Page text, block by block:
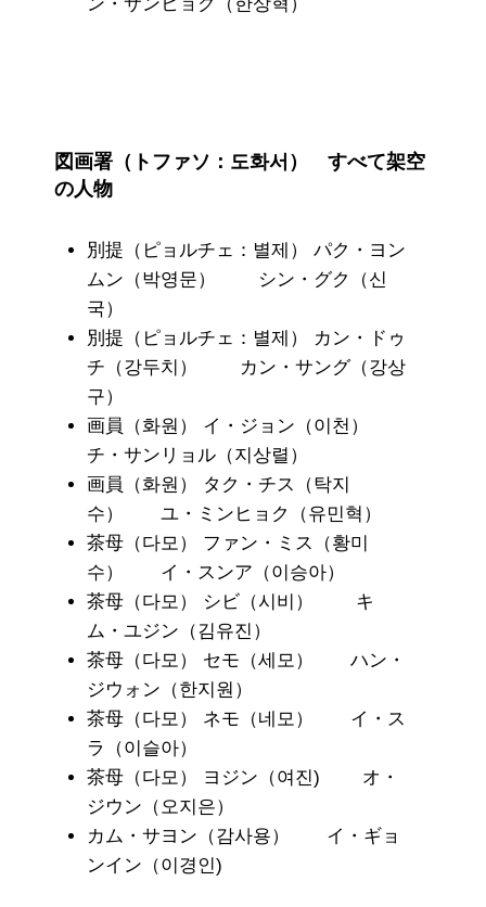
図画署（トファソ：도화서） すべて架空
の人物
別提（ピョルチェ：별제） パク・ヨン
ムン（박영문） シン・グク（신
국）
別提（ピョルチェ：별제） カン・ドゥ
チ（강두치） カン・サング（강상
구）
画員（화원） イ・ジョン（이천）
チ・サンリョル（지상렬）
画員（화원） タク・チス（탁지
수） ユ・ミンヒョク（유민혁）
茶母（다모） ファン・ミス（황미
수） イ・スンア（이승아）
茶母（다모） シビ（시비） キ
ム・ユジン（김유진）
茶母（다모） セモ（세모） ハン・
ジウォン（한지원）
茶母（다모） ネモ（네모） イ・ス
ラ（이슬아）
茶母（다모） ヨジン（여진) オ・
ジウン（오지은）
カム・サヨン（감사용） イ・ギョ
ンイン（이경인)